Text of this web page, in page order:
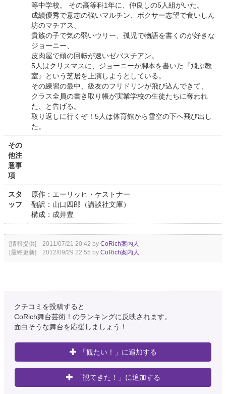
等中学校。 その高等科1年に、仲良しの5人組がいた。
成績優秀で意志の強いマルチン、ボクサー志望で食いしん
坊のマチアス、
貴族の子で気の弱いウリー、孤児で物語を書くのが好きな
ジョーニー、
皮肉屋で頭の回転が速いゼバスチアン。
5人はクリスマスに、ジョーニーが脚本を書いた『飛ぶ教
室』という芝居を上演しようとしている。
その練習の最中、級友のフリドリンが飛び込んできて、
クラス全員の書き取り帳が実業学校の生徒たちに奪われ
た、と告げる。
取り返しに行くぞ！5人は体育館から雪空の下へ飛び出し
た。
その
他注
意事
項
スタ
ッフ
原作：エーリッヒ・ケストナー
翻訳：山口四郎（講談社文庫）
構成：成井豊
[情報提供] 2011/07/21 20:42 by CoRich案内人
[最終更新] 2012/09/29 22:55 by CoRich案内人
クチコミを投稿すると
CoRich舞台芸術！のランキングに反映されます。
面白そうな舞台を応援しましょう！
「観たい！」に追加する
「観てきた！」に追加する